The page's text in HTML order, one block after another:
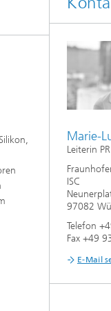
Marie-
Leiterin
ISC
97082
Telefon
Fax +49
E-Mail